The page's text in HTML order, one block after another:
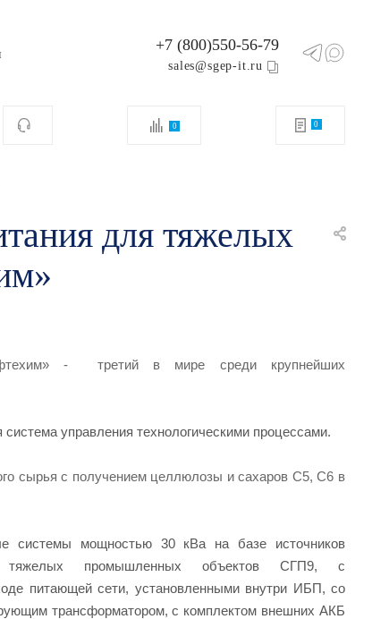
+7 (800)550-56-79
sales@sgep-it.ru
0 0
для тяжелых
- третий в мире среди крупнейших
система управления технологическими процессами.
сырья с получением целлюлозы и сахаров С5, С6 в
системы мощностью 30 кВа на базе источников
тяжелых промышленных объектов СГП9, с
питающей сети, установленными внутри ИБП, со
трансформатором, с комплектом внешних АКБ